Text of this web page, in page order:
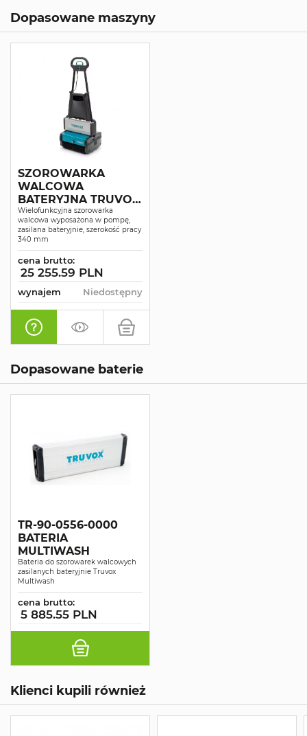
Dopasowane maszyny
SZOROWARKA
WALCOWA
BATERYJNA TRUVOX
MULTIWASH 340 BP
Wielofunkcyjna szorowarka
walcowa wyposażona w pompę,
zasilana bateryjnie, szerokość pracy
340 mm
cena brutto:
25 255.59 PLN
wynajem Niedostępny
Dopasowane baterie
TR-90-0556-0000
BATERIA
MULTIWASH
Bateria do szorowarek walcowych
zasilanych bateryjnie Truvox
Multiwash
cena brutto:
5 885.55 PLN
Klienci kupili również